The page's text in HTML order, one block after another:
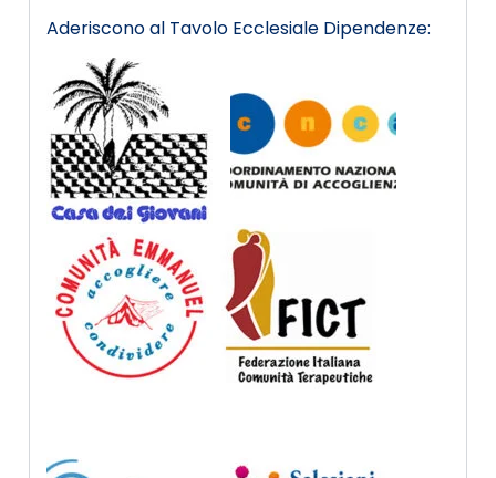
Aderiscono al Tavolo Ecclesiale Dipendenze: